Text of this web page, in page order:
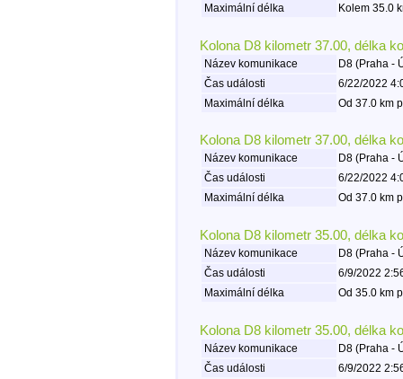
Maximální délka
Kolem 35.0
Kolona D8 kilometr 37.00, délka
Název komunikace
D8 (Praha -
Čas události
6/22/2022
Maximální délka
Od 37.0 km
Kolona D8 kilometr 37.00, délka
Název komunikace
D8 (Praha -
Čas události
6/22/2022
Maximální délka
Od 37.0 km
Kolona D8 kilometr 35.00, délka
Název komunikace
D8 (Praha -
Čas události
6/9/2022
Maximální délka
Od 35.0 km
Kolona D8 kilometr 35.00, délka
Název komunikace
D8 (Praha -
Čas události
6/9/2022